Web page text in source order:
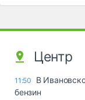
Центр
11:50
В
бензин